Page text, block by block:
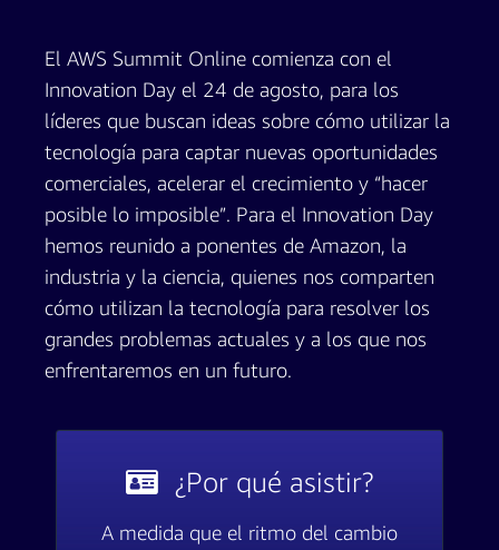
El AWS Summit Online comienza con el
Innovation Day el 24 de agosto, para los
líderes que buscan ideas sobre cómo utilizar la
tecnología para captar nuevas oportunidades
comerciales, acelerar el crecimiento y “hacer
posible lo imposible”. Para el Innovation Day
hemos reunido a ponentes de Amazon, la
industria y la ciencia, quienes nos comparten
cómo utilizan la tecnología para resolver los
grandes problemas actuales y a los que nos
enfrentaremos en un futuro.
¿Por qué asistir?
A medida que el ritmo del cambio